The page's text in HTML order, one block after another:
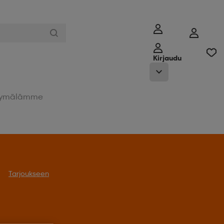
Kirjaudu
outdoor-tuotteista.